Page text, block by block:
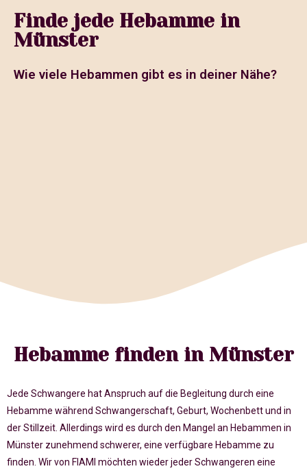
Finde jede Hebamme in
Münster
Wie viele Hebammen gibt es in deiner Nähe?
Hebamme finden in Münster
Jede Schwangere hat Anspruch auf die Begleitung durch eine
Hebamme während Schwangerschaft, Geburt, Wochenbett und in
der Stillzeit. Allerdings wird es durch den Mangel an Hebammen in
Münster zunehmend schwerer, eine verfügbare Hebamme zu
finden. Wir von FIAMI möchten wieder jeder Schwangeren eine